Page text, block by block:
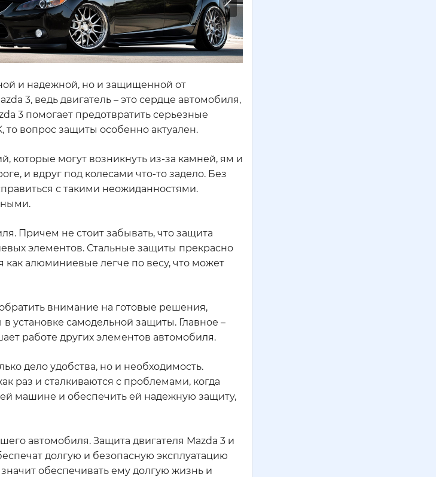
и надежной, но и защищенной от
3, ведь двигатель – это сердце автомобиля,
3 помогает предотвратить серьезные
то вопрос защиты особенно актуален.
которые могут возникнуть из-за камней, ям и
и вдруг под колесами что-то задело. Без
с такими неожиданностями.
Причем не стоит забывать, что защита
элементов. Стальные защиты прекрасно
алюминиевые легче по весу, что может
внимание на готовые решения,
установке самодельной защиты. Главное –
работе других элементов автомобиля.
дело удобства, но и необходимость.
раз и сталкиваются с проблемами, когда
машине и обеспечить ей надежную защиту,
автомобиля. Защита двигателя Mazda 3 и
долгую и безопасную эксплуатацию
обеспечивать ему долгую жизнь и